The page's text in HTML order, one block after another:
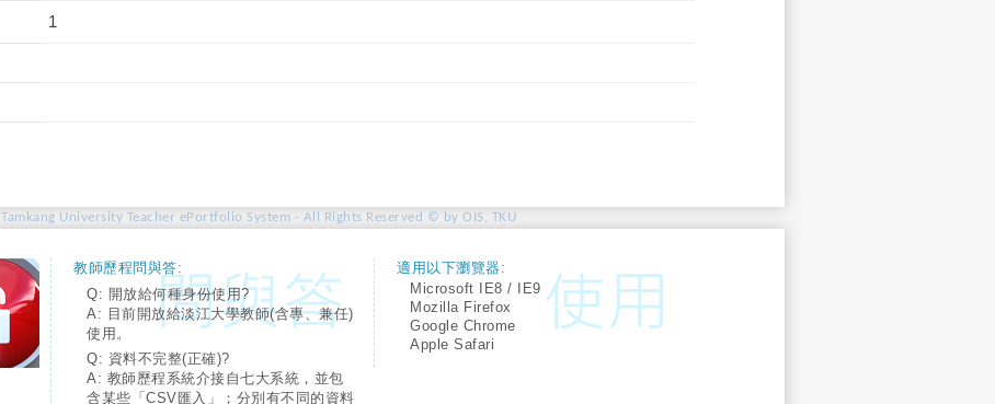
1
Tamkang University Teacher ePortfolio System - All Rights Reserved © by OIS, TKU
教師歷程問與答:
Q: 開放給何種身份使用?
A: 目前開放給淡江大學教師(含專、兼任)
使用。
Q: 資料不完整(正確)?
A: 教師歷程系統介接自七大系統，並包
含某些「CSV匯入」；分別有不同的資料
適用以下瀏覽器:
Microsoft IE8 / IE9
Mozilla Firefox
Google Chrome
Apple Safari